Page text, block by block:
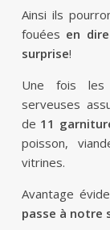
Ainsi ils
fouées en
surprise!
Une fois les
serveuses
de 11
poisson,
vitrines.
Avantage
passe à notre